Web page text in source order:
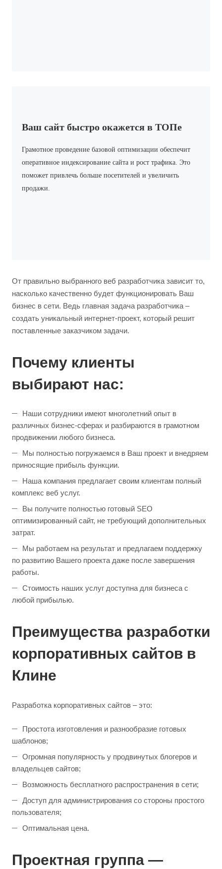
Ваш сайт быстро окажется в ТОПе
Грамотное проведение базовой оптимизации обеспечит
оперативное индексирование сайта и рост трафика. Это
поможет привлечь больше посетителей и увеличить
продажи.
От правильно выбранного веб разработчика зависит то,
насколько качественно будет функционировать Ваш
бизнес в сети. Ведь главная задача разработчика –
создать уникальный интернет-проект, который решит
поставленные заказчиком задачи.
Почему клиенты
выбирают нас:
Наши сотрудники имеют многолетний опыт в
различных бизнес-сферах и разбираются в грамотном
продвижении любого бизнеса.
Мы полностью погружаемся в Ваш проект и внедряем
приносящие прибыль функции.
Наша компания предлагает своим клиентам полный
комплекс веб услуг.
Вы получите полностью готовый SEO
оптимизированный сайт, не требующий дополнительных
затрат.
Мы работаем на результат и предлагаем поддержку
по развитию Вашего проекта даже после завершения
работы.
Стоимость наших услуг доступна для бизнеса с
любой прибылью.
Преимущества разработки
корпоративных сайтов в
Клине
Разработка корпоративных сайтов – это:
Простота изготовления и разнообразие готовых
шаблонов;
Огромная популярность у продвинутых блогеров и
владельцев сайтов;
Возможность бесплатного распространения в сети;
Доступ для администрирования со стороны простого
пользователя;
Оптимальная цена.
Проектная группа —